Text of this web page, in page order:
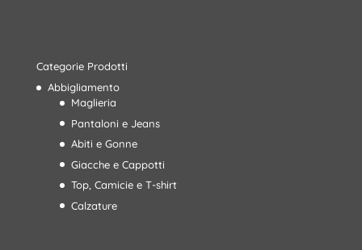
Categorie Prodotti
Abbigliamento
Maglieria
Pantaloni e Jeans
Abiti e Gonne
Giacche e Cappotti
Top, Camicie e T-shirt
Calzature